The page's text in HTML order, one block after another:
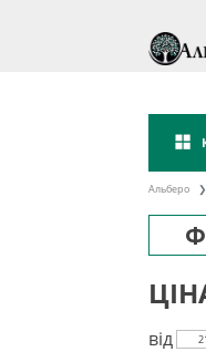
Альберо
від